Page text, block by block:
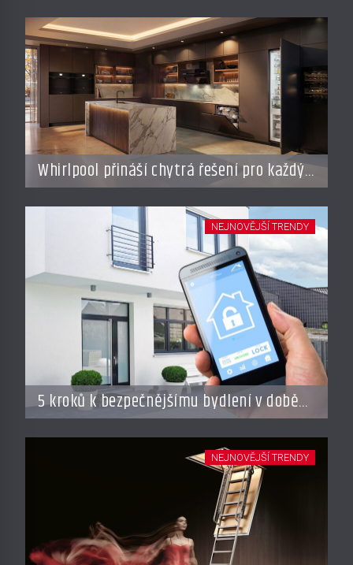
Whirlpool přináší chytrá řešení pro každý
styl vaření
5 kroků k bezpečnějšímu bydlení v době
dovolené
NEJNOVĚJŠÍ TRENDY
NEJNOVĚJŠÍ TRENDY